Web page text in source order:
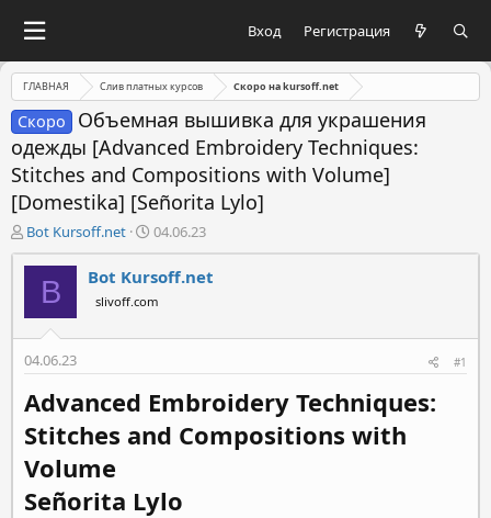
Вход Регистрация
ГЛАВНАЯ Слив платных курсов Скоро на kursoff.net
Скоро
Объемная вышивка для украшения
одежды [Advanced Embroidery Techniques:
Stitches and Compositions with Volume]
[Domestika] [Señorita Lylo]
А
в
т
м
Bot Kursoff.net
Д
а
т
а
н
а
а
04.06.23
B Bot Kursoff.net
slivoff.com
04.06.23 #1
Advanced Embroidery Techniques:
Stitches and Compositions with
Volume
Señorita Lylo